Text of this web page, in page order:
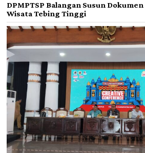
DPMPTSP Balangan Susun
Wisata Tebing Tinggi